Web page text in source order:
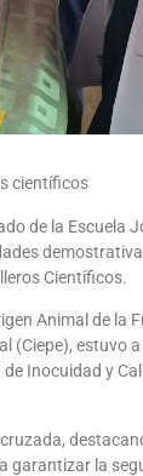
científicos
de la Escuela
Científicos.
Animal de la
(Ciepe), estuvo
Inocuidad y
garantizar la